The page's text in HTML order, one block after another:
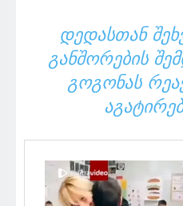
ᲓᲔᲓᲐᲡᲗᲐᲜ
ᲒᲐᲜᲨᲝᲠᲔᲑᲘᲡ
ᲒᲝᲒᲝᲜᲐᲡ